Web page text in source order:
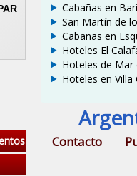
Cabañas en
San Martín de
Cabañas en
Hoteles El
Hoteles de Mar
Hoteles en Villa
Contacto